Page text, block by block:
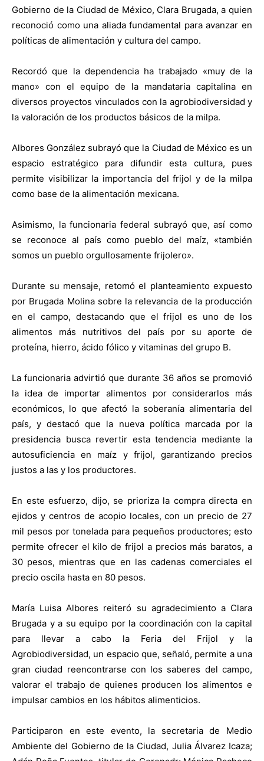
Gobierno de la Ciudad de México, Clara Brugada, a quien
reconoció como una aliada fundamental para avanzar en
políticas de alimentación y cultura del campo.
Recordó que la dependencia ha trabajado «muy de la
mano» con el equipo de la mandataria capitalina en
diversos proyectos vinculados con la agrobiodiversidad y
la valoración de los productos básicos de la milpa.
Albores González subrayó que la Ciudad de México es un
espacio estratégico para difundir esta cultura, pues
permite visibilizar la importancia del frijol y de la milpa
como base de la alimentación mexicana.
Asimismo, la funcionaria federal subrayó que, así como
se reconoce al país como pueblo del maíz, «también
somos un pueblo orgullosamente frijolero».
Durante su mensaje, retomó el planteamiento expuesto
por Brugada Molina sobre la relevancia de la producción
en el campo, destacando que el frijol es uno de los
alimentos más nutritivos del país por su aporte de
proteína, hierro, ácido fólico y vitaminas del grupo B.
La funcionaria advirtió que durante 36 años se promovió
la idea de importar alimentos por considerarlos más
económicos, lo que afectó la soberanía alimentaria del
país, y destacó que la nueva política marcada por la
presidencia busca revertir esta tendencia mediante la
autosuficiencia en maíz y frijol, garantizando precios
justos a las y los productores.
En este esfuerzo, dijo, se prioriza la compra directa en
ejidos y centros de acopio locales, con un precio de 27
mil pesos por tonelada para pequeños productores; esto
permite ofrecer el kilo de frijol a precios más baratos, a
30 pesos, mientras que en las cadenas comerciales el
precio oscila hasta en 80 pesos.
María Luisa Albores reiteró su agradecimiento a Clara
Brugada y a su equipo por la coordinación con la capital
para llevar a cabo la Feria del Frijol y la
Agrobiodiversidad, un espacio que, señaló, permite a una
gran ciudad reencontrarse con los saberes del campo,
valorar el trabajo de quienes producen los alimentos e
impulsar cambios en los hábitos alimenticios.
Participaron en este evento, la secretaria de Medio
Ambiente del Gobierno de la Ciudad, Julia Álvarez Icaza;